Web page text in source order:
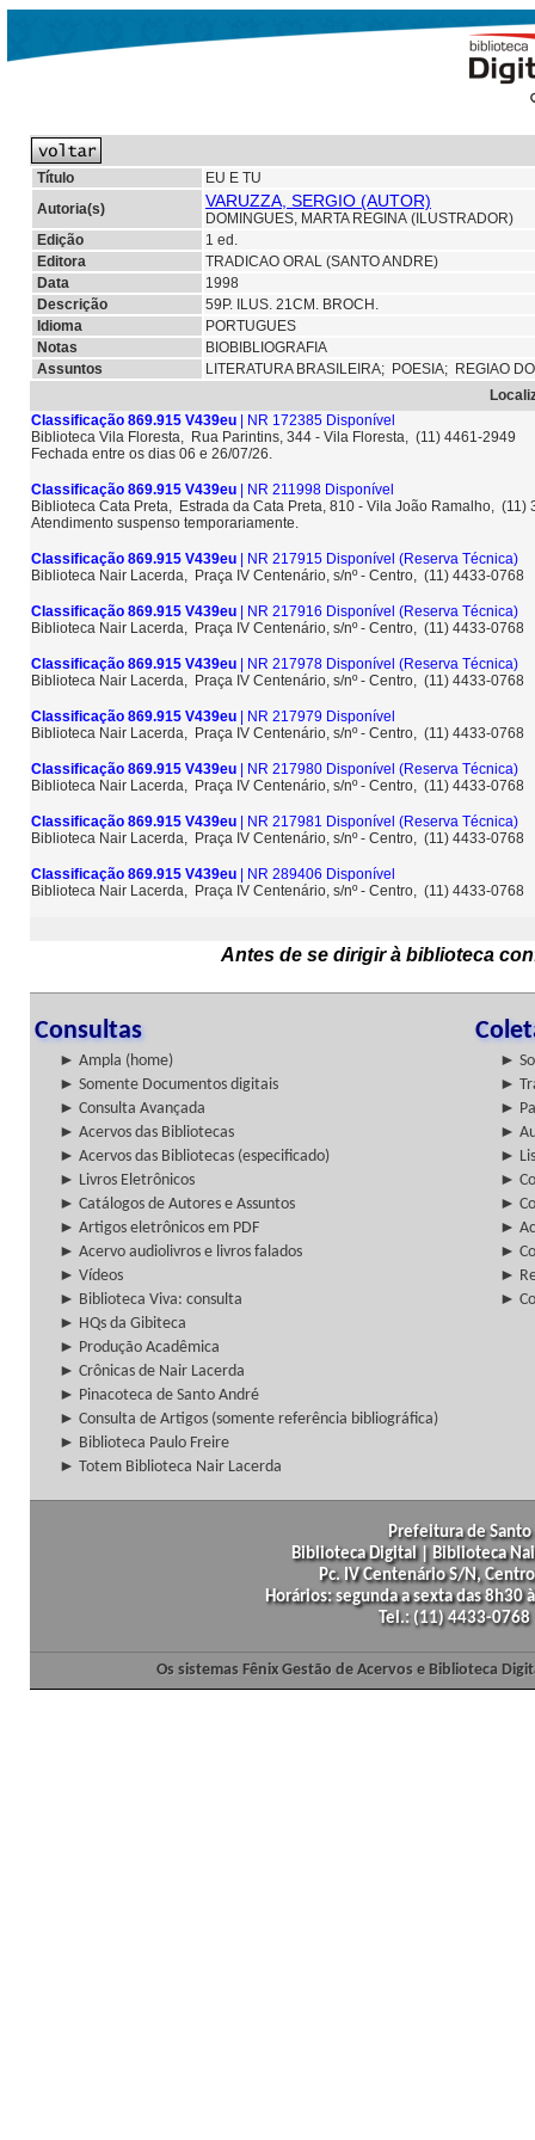
Título
EU E TU
Autoria(s)
VARUZZA, SERGIO (AUTOR)
DOMINGUES, MARTA REGINA (ILUSTRADOR)
Edição
1 ed.
Editora
TRADICAO ORAL (SANTO ANDRE)
Data
1998
Descrição
59P. ILUS. 21CM. BROCH.
Idioma
PORTUGUES
Notas
BIOBIBLIOGRAFIA
Assuntos
LITERATURA BRASILEIRA; POESIA; REGIAO
Classificação 869.915 V439eu | NR 172385 Disponível
Biblioteca Vila Floresta, Rua Parintins, 344 - Vila Floresta, (11) 4461-2949
Fechada entre os dias 06 e 26/07/26.
Classificação 869.915 V439eu | NR 211998 Disponível
Biblioteca Cata Preta, Estrada da Cata Preta, 810 - Vila João Ramalho, (11)
Atendimento suspenso temporariamente.
Classificação 869.915 V439eu | NR 217915 Disponível (Reserva Técnica)
Biblioteca Nair Lacerda, Praça IV Centenário, s/nº - Centro, (11) 4433-0768
Classificação 869.915 V439eu | NR 217916 Disponível (Reserva Técnica)
Biblioteca Nair Lacerda, Praça IV Centenário, s/nº - Centro, (11) 4433-0768
Classificação 869.915 V439eu | NR 217978 Disponível (Reserva Técnica)
Biblioteca Nair Lacerda, Praça IV Centenário, s/nº - Centro, (11) 4433-0768
Classificação 869.915 V439eu | NR 217979 Disponível
Biblioteca Nair Lacerda, Praça IV Centenário, s/nº - Centro, (11) 4433-0768
Classificação 869.915 V439eu | NR 217980 Disponível (Reserva Técnica)
Biblioteca Nair Lacerda, Praça IV Centenário, s/nº - Centro, (11) 4433-0768
Classificação 869.915 V439eu | NR 217981 Disponível (Reserva Técnica)
Biblioteca Nair Lacerda, Praça IV Centenário, s/nº - Centro, (11) 4433-0768
Classificação 869.915 V439eu | NR 289406 Disponível
Biblioteca Nair Lacerda, Praça IV Centenário, s/nº - Centro, (11) 4433-0768
Antes de se dirigir à biblioteca
Consultas
► Ampla (home)
►
► Somente Documentos digitais
►
► Consulta Avançada
►
► Acervos das Bibliotecas
►
► Acervos das Bibliotecas (especificado)
►
► Livros Eletrônicos
►
► Catálogos de Autores e Assuntos
►
► Artigos eletrônicos em PDF
►
► Acervo audiolivros e livros falados
►
► Vídeos
►
► Biblioteca Viva: consulta
►
► HQs da Gibiteca
► Produção Acadêmica
► Crônicas de Nair Lacerda
► Pinacoteca de Santo André
► Consulta de Artigos (somente referência bibliográfica)
► Biblioteca Paulo Freire
► Totem Biblioteca Nair Lacerda
Prefeitura de
Biblioteca Digital | Biblioteca
Pc. IV Centenário S/N,
Horários: segunda a sexta das
Tel.: (11) 4433-
Os sistemas Fênix Gestão de Acervos e Biblioteca